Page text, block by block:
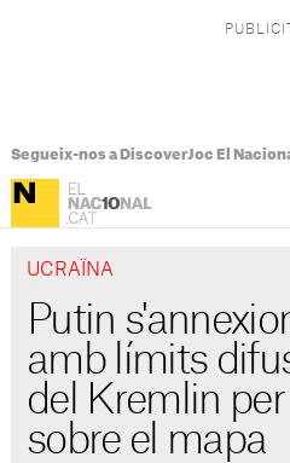
Segueix-nos a DiscoverJoc El
UCRAÏNA
Putin
amb límits
del Kremlin
sobre el mapa